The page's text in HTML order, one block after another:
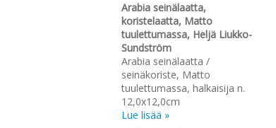
Arabia seinälaatta,
koristelaatta, Matto
tuulettumassa, Heljä Liukko-
Sundström
Arabia seinälaatta /
seinäkoriste, Matto
tuulettumassa, halkaisija n.
12,0x12,0cm
Lue lisää »